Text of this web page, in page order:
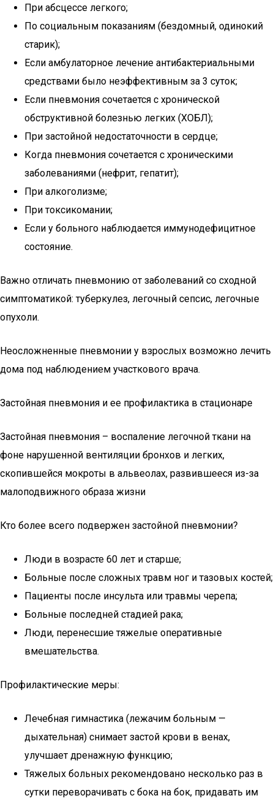
При абсцессе легкого;
По социальным показаниям (бездомный, одинокий
старик);
Если амбулаторное лечение антибактериальными
средствами было неэффективным за 3 суток;
Если пневмония сочетается с хронической
обструктивной болезнью легких (ХОБЛ);
При застойной недостаточности в сердце;
Когда пневмония сочетается с хроническими
заболеваниями (нефрит, гепатит);
При алкоголизме;
При токсикомании;
Если у больного наблюдается иммунодефицитное
состояние.
Важно отличать пневмонию от заболеваний со сходной
симптоматикой: туберкулез, легочный сепсис, легочные
опухоли.
Неосложненные пневмонии у взрослых возможно лечить
дома под наблюдением участкового врача.
Застойная пневмония и ее профилактика в стационаре
Застойная пневмония – воспаление легочной ткани на
фоне нарушенной вентиляции бронхов и легких,
скопившейся мокроты в альвеолах, развившееся из-за
малоподвижного образа жизни
Кто более всего подвержен застойной пневмонии?
Люди в возрасте 60 лет и старше;
Больные после сложных травм ног и тазовых костей;
Пациенты после инсульта или травмы черепа;
Больные последней стадией рака;
Люди, перенесшие тяжелые оперативные
вмешательства.
Профилактические меры:
Лечебная гимнастика (лежачим больным —
дыхательная) снимает застой крови в венах,
улучшает дренажную функцию;
Тяжелых больных рекомендовано несколько раз в
сутки переворачивать с бока на бок, придавать им